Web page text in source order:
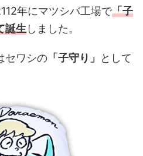
年にマツシバ工場で「子
誕生しました。
セワシの 「子守り」
として